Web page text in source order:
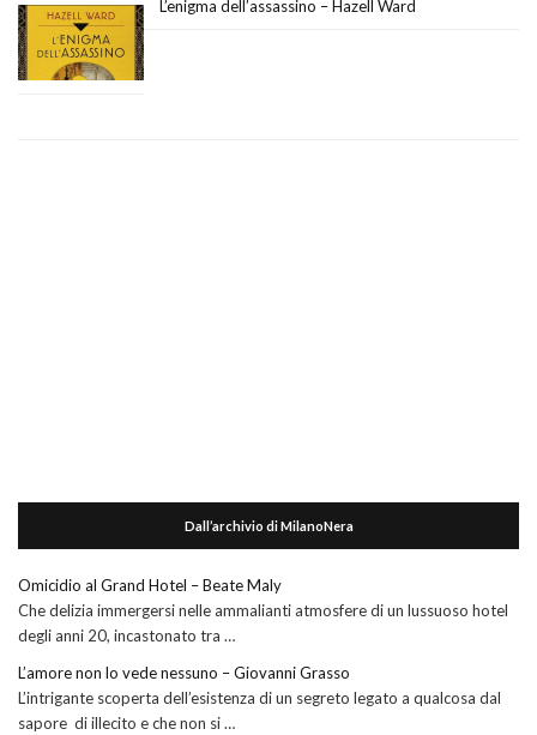
L’enigma dell’assassino – Hazell Ward
Dall’archivio di MilanoNera
Omicidio al Grand Hotel – Beate Maly
Che delizia immergersi nelle ammalianti atmosfere di un lussuoso hotel
degli anni 20, incastonato tra …
L’amore non lo vede nessuno – Giovanni Grasso
L’intrigante scoperta dell’esistenza di un segreto legato a qualcosa dal
sapore di illecito e che non si …